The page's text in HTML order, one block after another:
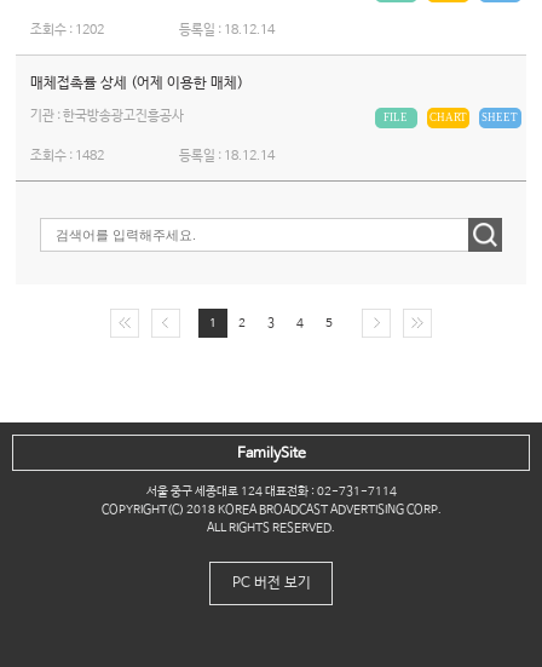
조회수 : 1202 등록일 : 18.12.14
매체접촉률 상세 (어제 이용한 매체)
기관 : 한국방송광고진흥공사 SHEET
CHART
FILE
조회수 : 1482 등록일 : 18.12.14
1 2 3 4 5
서울 중구 세종대로 124 대표전화 : 02-731-7114
COPYRIGHT(C) 2018 KOREA BROADCAST ADVERTISING CORP.
ALL RIGHTS RESERVED.
FamilySite
PC 버전 보기